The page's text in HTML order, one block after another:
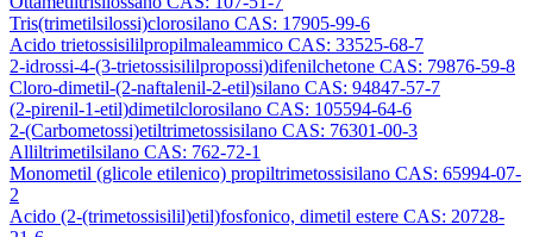
Tris(trimetilsilossi)clorosilano CAS: 17905-99-6
Acido trietossisililpropilmaleammico CAS: 33525-68-7
2-idrossi-4-(3-trietossisililpropossi)difenilchetone CAS: 79876-59-8
Cloro-dimetil-(2-naftalenil-2-etil)silano CAS: 94847-57-7
(2-pirenil-1-etil)dimetilclorosilano CAS: 105594-64-6
2-(Carbometossi)etiltrimetossisilano CAS: 76301-00-3
Alliltrimetilsilano CAS: 762-72-1
Monometil (glicole etilenico) propiltrimetossisilano CAS: 65994-07-
2
Acido (2-(trimetossisilil)etil)fosfonico, dimetil estere CAS: 20728-